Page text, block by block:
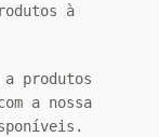
à
a produtos
a nossa